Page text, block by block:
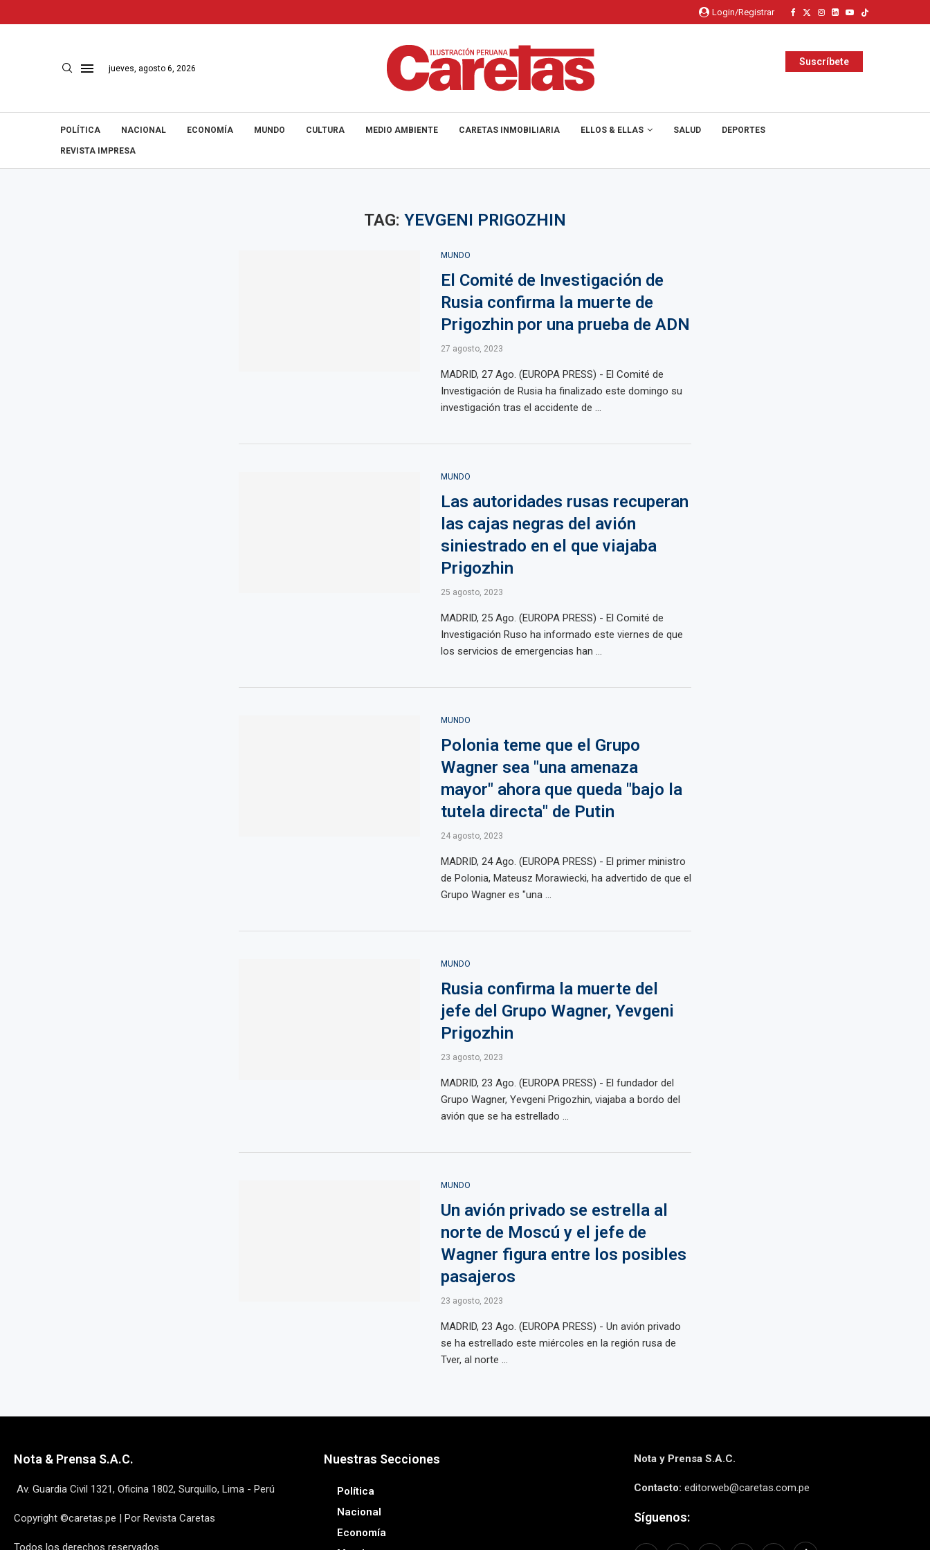
Login/Registrar
jueves, agosto 6, 2026
Suscríbete
POLÍTICA NACIONAL ECONOMÍA MUNDO CULTURA MEDIO AMBIENTE CARETAS INMOBILIARIA ELLOS & ELLAS SALUD DEPORTES
REVISTA IMPRESA
TAG: YEVGENI PRIGOZHIN
MUNDO
El Comité de Investigación de
Rusia confirma la muerte de
Prigozhin por una prueba de ADN
27 agosto, 2023
MADRID, 27 Ago. (EUROPA PRESS) - El Comité de
Investigación de Rusia ha finalizado este domingo su
investigación tras el accidente de ...
MUNDO
Las autoridades rusas recuperan
las cajas negras del avión
siniestrado en el que viajaba
Prigozhin
25 agosto, 2023
MADRID, 25 Ago. (EUROPA PRESS) - El Comité de
Investigación Ruso ha informado este viernes de que
los servicios de emergencias han ...
MUNDO
Polonia teme que el Grupo
Wagner sea "una amenaza
mayor" ahora que queda "bajo la
tutela directa" de Putin
24 agosto, 2023
MADRID, 24 Ago. (EUROPA PRESS) - El primer ministro
de Polonia, Mateusz Morawiecki, ha advertido de que el
Grupo Wagner es "una ...
MUNDO
Rusia confirma la muerte del
jefe del Grupo Wagner, Yevgeni
Prigozhin
23 agosto, 2023
MADRID, 23 Ago. (EUROPA PRESS) - El fundador del
Grupo Wagner, Yevgeni Prigozhin, viajaba a bordo del
avión que se ha estrellado ...
MUNDO
Un avión privado se estrella al
norte de Moscú y el jefe de
Wagner figura entre los posibles
pasajeros
23 agosto, 2023
MADRID, 23 Ago. (EUROPA PRESS) - Un avión privado
se ha estrellado este miércoles en la región rusa de
Tver, al norte ...
Nota & Prensa S.A.C.
Av. Guardia Civil 1321, Oficina 1802, Surquillo, Lima - Perú
Copyright ©caretas.pe | Por Revista Caretas
Todos los derechos reservados
Nuestras Secciones
Política
Nacional
Economía
Nota y Prensa S.A.C.
Contacto: editorweb@caretas.com.pe
Síguenos: